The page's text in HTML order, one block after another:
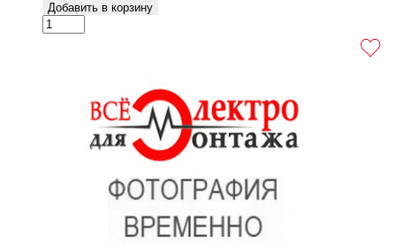
Добавить в корзину